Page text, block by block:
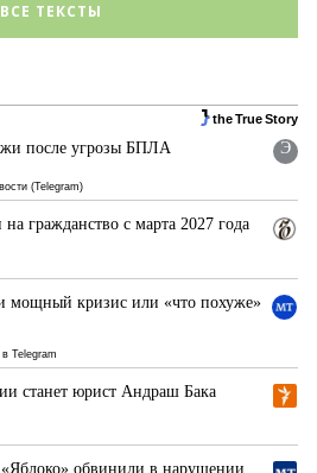
ВСЕ ТЕКСТЫ